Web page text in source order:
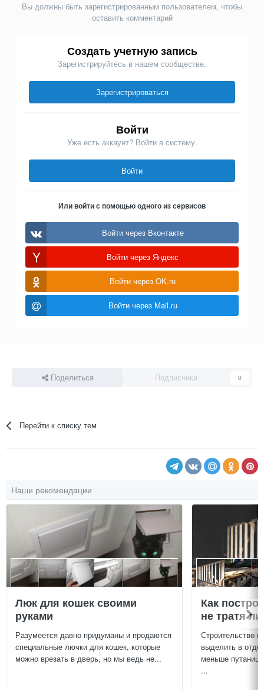
Вы должны быть зарегистрированным пользователем, чтобы
оставить комментарий
Создать учетную запись
Зарегистрируйтесь в нашем сообществе.
Зарегистрироваться
Войти
Уже есть аккаунт? Войти в систему.
Войти
Или войти с помощью одного из сервисов
Войти через Вконтакте
Войти через Яндекс
Войти через OK.ru
Войти через Mail.ru
Поделиться Подписчики 0
Перейти к списку тем
Наши рекомендации
Люк для кошек своими
руками
Разумеется давно придуманы и продаются
специальные лючки для кошек, которые
можно врезать в дверь, но мы ведь не...
Как
не тратя
Строительство
выделить в
меньше
...